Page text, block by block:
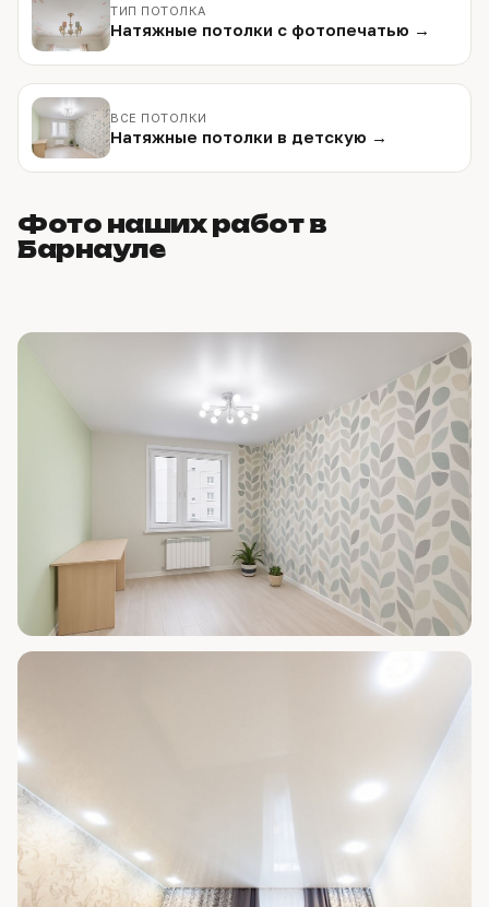
ТИП ПОТОЛКА
Натяжные потолки с фотопечатью →
ВСЕ ПОТОЛКИ
Натяжные потолки в детскую →
Фото наших работ в
Барнауле